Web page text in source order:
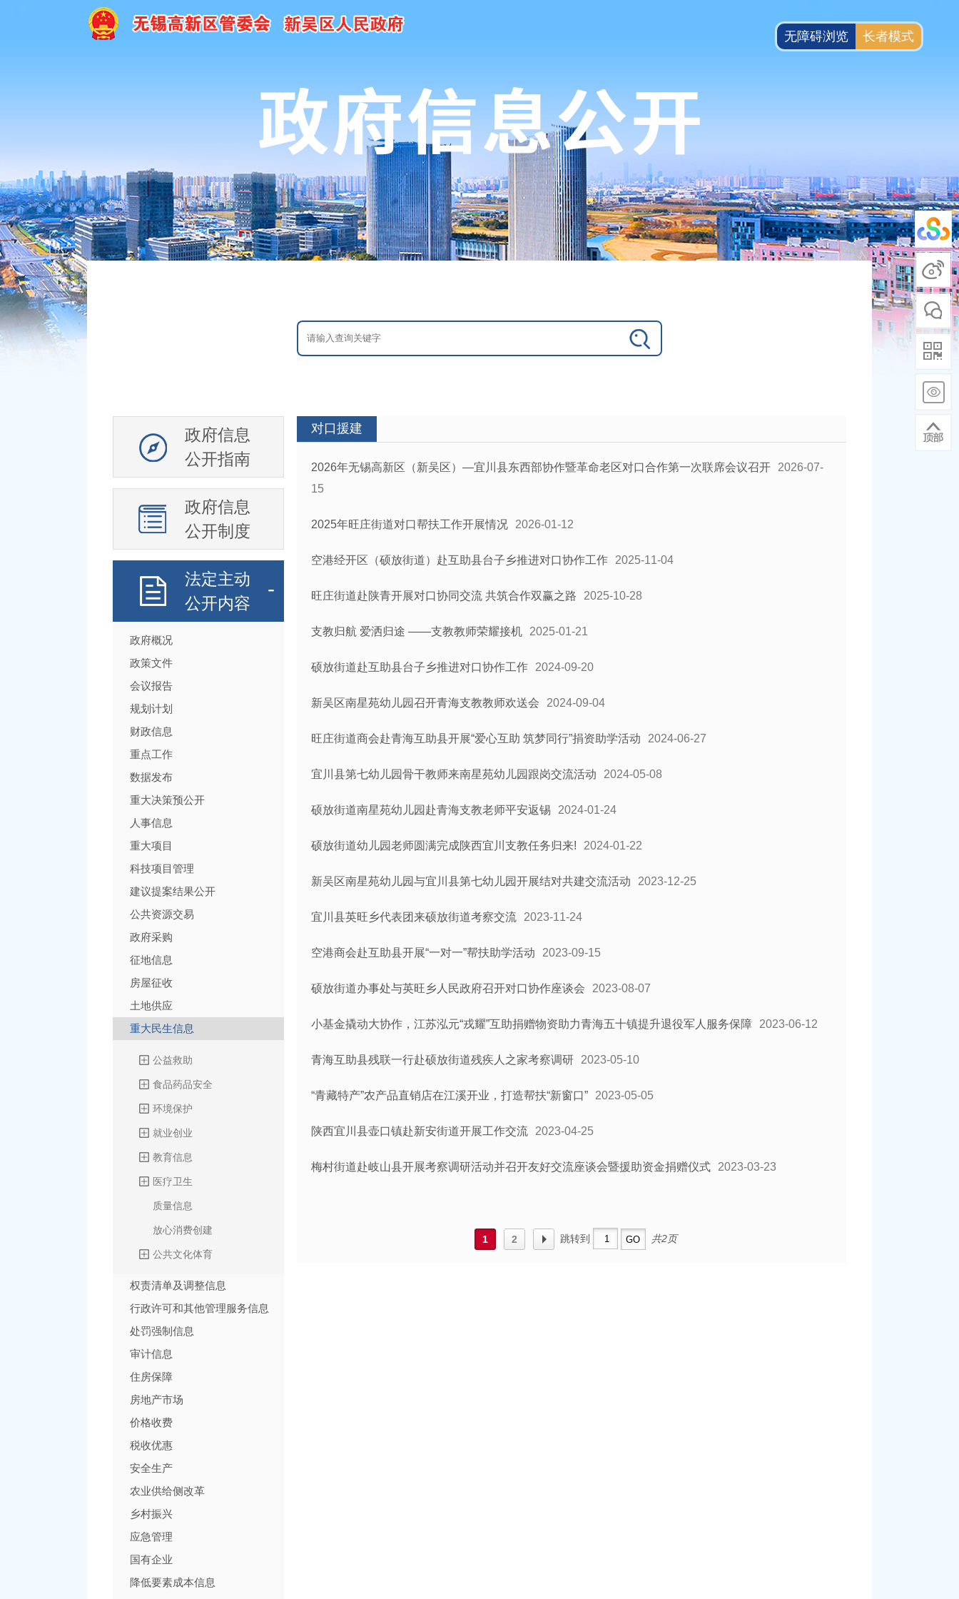
无障碍浏览 长者模式
政府信息
公开指南
政府信息
公开制度
法定主动
公开内容
政府概况
政策文件
会议报告
规划计划
财政信息
重点工作
数据发布
重大决策预公开
人事信息
重大项目
科技项目管理
建议提案结果公开
公共资源交易
政府采购
征地信息
房屋征收
土地供应
重大民生信息
公益救助
食品药品安全
环境保护
就业创业
教育信息
医疗卫生
质量信息
放心消费创建
公共文化体育
权责清单及调整信息
行政许可和其他管理服务信息
处罚强制信息
审计信息
住房保障
房地产市场
价格收费
税收优惠
安全生产
农业供给侧改革
乡村振兴
应急管理
国有企业
降低要素成本信息
对口援建
2026年无锡高新区（新吴区）—宜川县东西部协作暨革命老区对口合作第一次联席会议召开
2026-07-
15
2025年旺庄街道对口帮扶工作开展情况 2026-01-12
空港经开区（硕放街道）赴互助县台子乡推进对口协作工作 2025-11-04
旺庄街道赴陕青开展对口协同交流 共筑合作双赢之路 2025-10-28
支教归航 爱洒归途 ——支教教师荣耀接机 2025-01-21
硕放街道赴互助县台子乡推进对口协作工作 2024-09-20
新吴区南星苑幼儿园召开青海支教教师欢送会 2024-09-04
旺庄街道商会赴青海互助县开展“爱心互助 筑梦同行”捐资助学活动 2024-06-27
宜川县第七幼儿园骨干教师来南星苑幼儿园跟岗交流活动 2024-05-08
硕放街道南星苑幼儿园赴青海支教老师平安返锡 2024-01-24
硕放街道幼儿园老师圆满完成陕西宜川支教任务归来! 2024-01-22
新吴区南星苑幼儿园与宜川县第七幼儿园开展结对共建交流活动 2023-12-25
宜川县英旺乡代表团来硕放街道考察交流 2023-11-24
空港商会赴互助县开展“一对一”帮扶助学活动 2023-09-15
硕放街道办事处与英旺乡人民政府召开对口协作座谈会 2023-08-07
小基金撬动大协作，江苏泓元“戎耀”互助捐赠物资助力青海五十镇提升退役军人服务保障 2023-06-12
青海互助县残联一行赴硕放街道残疾人之家考察调研 2023-05-10
“青藏特产”农产品直销店在江溪开业，打造帮扶“新窗口” 2023-05-05
陕西宜川县壶口镇赴新安街道开展工作交流 2023-04-25
梅村街道赴岐山县开展考察调研活动并召开友好交流座谈会暨援助资金捐赠仪式 2023-03-23
1 2 跳转到 共2页